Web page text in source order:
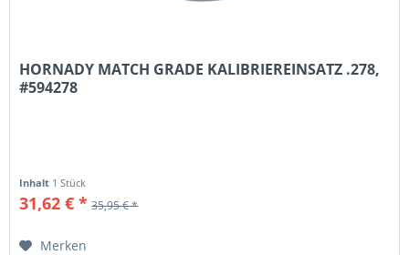
HORNADY MATCH GRADE KALIBRIEREINSATZ .278,
#594278
Inhalt 1 Stück
31,62 € * 35,95 € *
Merken